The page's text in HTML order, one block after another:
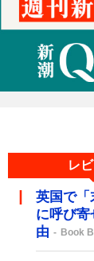
レ
英国で「
に呼び
由
Book